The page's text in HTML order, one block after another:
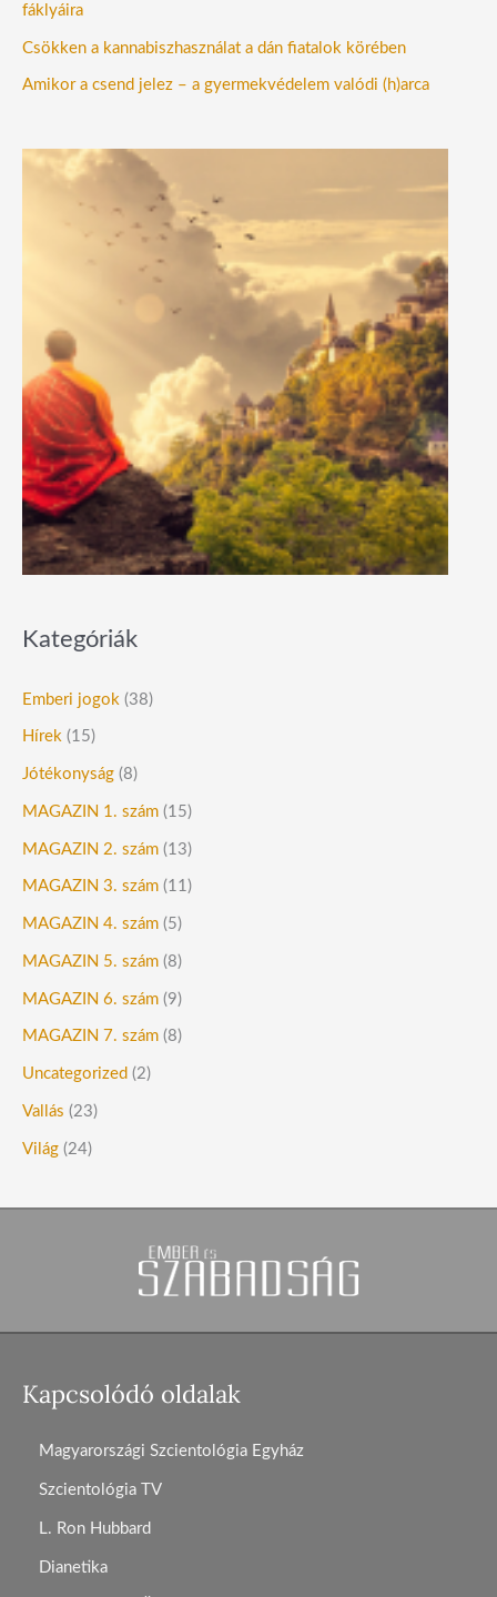
fáklyáira
Csökken a kannabiszhasználat a dán fiatalok körében
Amikor a csend jelez – a gyermekvédelem valódi (h)arca
Kategóriák
Emberi jogok (38)
Hírek (15)
Jótékonyság (8)
MAGAZIN 1. szám (15)
MAGAZIN 2. szám (13)
MAGAZIN 3. szám (11)
MAGAZIN 4. szám (5)
MAGAZIN 5. szám (8)
MAGAZIN 6. szám (9)
MAGAZIN 7. szám (8)
Uncategorized (2)
Vallás (23)
Világ (24)
Kapcsolódó oldalak
Magyarországi Szcientológia Egyház
Szcientológia TV
L. Ron Hubbard
Dianetika